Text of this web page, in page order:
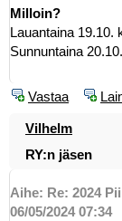
Milloin?
Lauantaina 19.10.
Sunnuntaina
Vastaa
Vilhelm
RY:n jäsen
Aihe: Re: 2024
06/05/2024 07:34